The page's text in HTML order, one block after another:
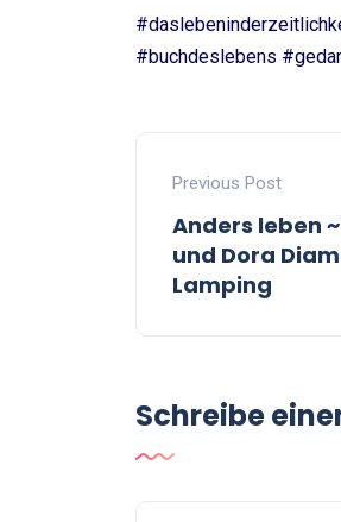
#buchdeslebens
Previous Post
Anders leben
und Dora
Lamping
Schreibe